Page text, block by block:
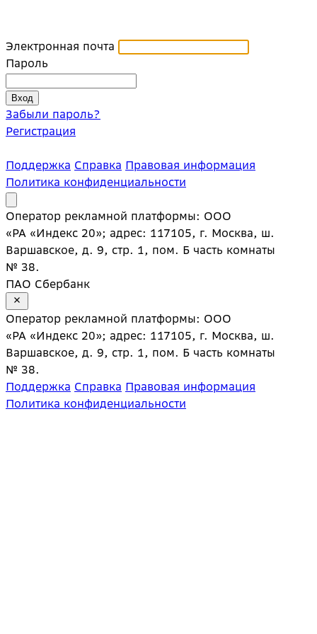
Электронная почта
Пароль
Забыли пароль?
Регистрация
Поддержка Справка Правовая информация
Политика конфиденциальности
Оператор рекламной платформы: ООО
«РА «Индекс 20»; адрес: 117105, г. Москва, ш.
Варшавское, д. 9, стр. 1, пом. Б часть комнаты
№ 38.
ПАО Сбербанк
Оператор рекламной платформы: ООО
«РА «Индекс 20»; адрес: 117105, г. Москва, ш.
Варшавское, д. 9, стр. 1, пом. Б часть комнаты
№ 38.
Поддержка Справка Правовая информация
Политика конфиденциальности